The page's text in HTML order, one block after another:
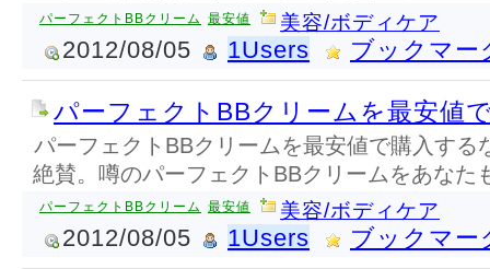
パーフェクトBBクリーム 最安値 美容/ボディケア
2012/08/05 1Users ブックマー
パーフェクトBBクリームを最安値
パーフェクトBBクリームを最安値で購入する
絶賛。噂のパーフェクトBBクリームをあなた
パーフェクトBBクリーム 最安値 美容/ボディケア
2012/08/05 1Users ブックマー